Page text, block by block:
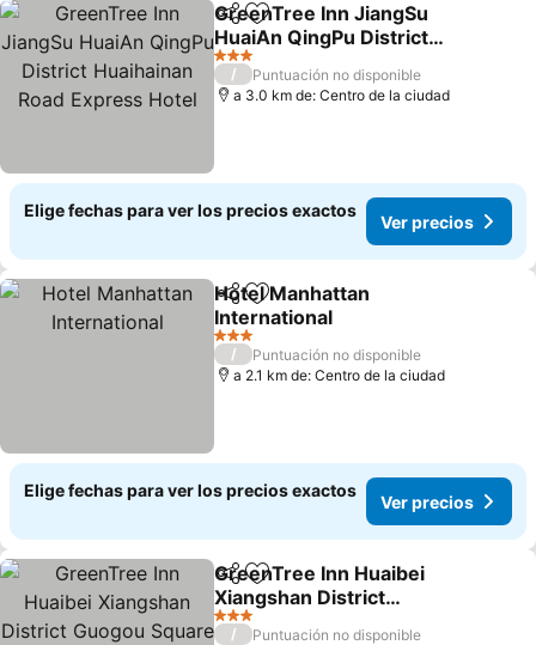
CompartirAgregar a favoritos
GreenTree Inn JiangSu
HuaiAn QingPu District
Huaihainan Road Express
Hotel
Ver precios
3 Estrellas
/
Puntuación no disponible
a 3.0 km de: Centro de la ciudad
Elige fechas para ver los precios exactos
Ver precios
CompartirAgregar a favoritos
Hotel Manhattan
International
Ver precios
3 Estrellas
/
Puntuación no disponible
a 2.1 km de: Centro de la ciudad
Elige fechas para ver los precios exactos
Ver precios
CompartirAgregar a favoritos
GreenTree Inn Huaibei
Xiangshan District
Guogou Square Hotel
Ver precios
3 Estrellas
/
Puntuación no disponible